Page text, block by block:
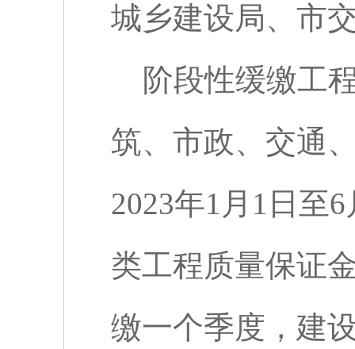
城乡建设局、市
阶段性缓缴工
筑、市政、交通
2023年1 月 1 日至6
类工程质量保证
缴一个季度，建